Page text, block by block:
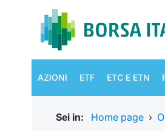
AZIONI ETF ETC E ETN
Sei in: Home page ›